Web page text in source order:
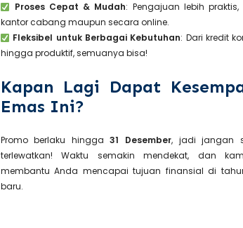
Proses Cepat & Mudah: Pengajuan lebih
kantor cabang maupun secara online.
Fleksibel untuk Berbagai Kebutuhan: Dari kredit
hingga produktif, semuanya bisa!
Kapan Lagi Dapat
Emas Ini?
Promo berlaku hingga31 Desember, jadi jangan
terlewatkan! Waktu semakin mendekat, dan
membantu Anda mencapai tujuan finansial di
baru.